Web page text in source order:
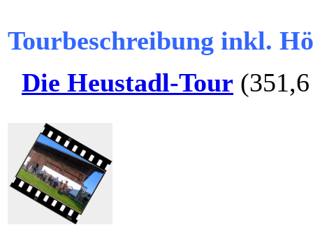
Tourbeschreibung inkl.
Die Heustadl-Tour